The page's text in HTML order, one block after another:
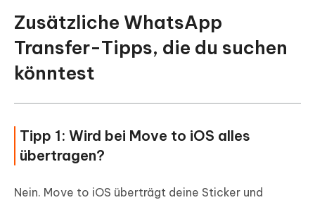
Zusätzliche WhatsApp
Transfer-Tipps, die du suchen
könntest
Tipp 1: Wird bei Move to iOS alles
übertragen?
Nein. Move to iOS überträgt deine Sticker und